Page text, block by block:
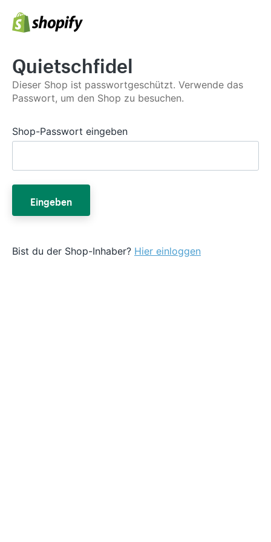
Quietschfidel
Dieser Shop ist passwortgeschützt. Verwende das
Passwort, um den Shop zu besuchen.
Shop-Passwort eingeben
Eingeben
Bist du der Shop-Inhaber? Hier einloggen